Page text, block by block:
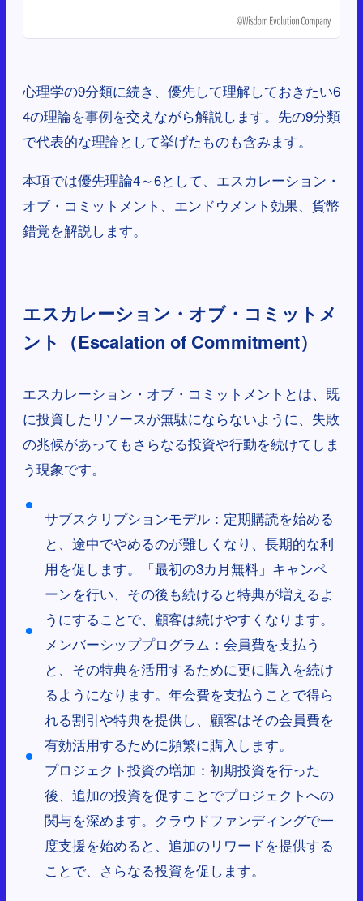
心理学の9分類に続き、優先して理解しておきたい6
4の理論を事例を交えながら解説します。先の9分類
で代表的な理論として挙げたものも含みます。
本項では優先理論4～6として、エスカレーション・
オブ・コミットメント、エンドウメント効果、貨幣
錯覚を解説します。
エスカレーション・オブ・コミットメ
ント（Escalation of Commitment）
エスカレーション・オブ・コミットメントとは、既
に投資したリソースが無駄にならないように、失敗
の兆候があってもさらなる投資や行動を続けてしま
う現象です。
サブスクリプションモデル：定期購読を始める
と、途中でやめるのが難しくなり、長期的な利
用を促します。「最初の3カ月無料」キャンペ
ーンを行い、その後も続けると特典が増えるよ
うにすることで、顧客は続けやすくなります。
メンバーシッププログラム：会員費を支払う
と、その特典を活用するために更に購入を続け
るようになります。年会費を支払うことで得ら
れる割引や特典を提供し、顧客はその会員費を
有効活用するために頻繁に購入します。
プロジェクト投資の増加：初期投資を行った
後、追加の投資を促すことでプロジェクトへの
関与を深めます。クラウドファンディングで一
度支援を始めると、追加のリワードを提供する
ことで、さらなる投資を促します。